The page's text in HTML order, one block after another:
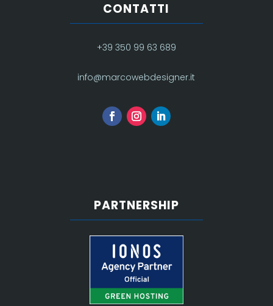
CONTATTI
+39 350 99 63 689
info@marcowebdesigner.it
PARTNERSHIP